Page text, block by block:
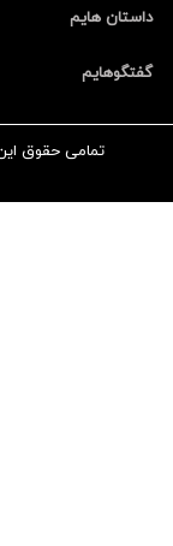
داستان هایم
گفتگوهایم
تمامی حقوق